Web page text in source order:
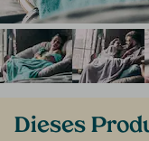
Dieses